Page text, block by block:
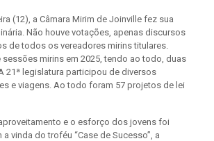
(12), a Câmara Mirim de Joinville fez sua
Não houve votações, apenas discursos
de todos os vereadores mirins titulares.
sessões mirins em 2025, tendo ao todo, duas
21ª legislatura participou de diversos
e viagens. Ao todo foram 57 projetos de lei
e o esforço dos jovens foi
vinda do troféu “Case de Sucesso”, a